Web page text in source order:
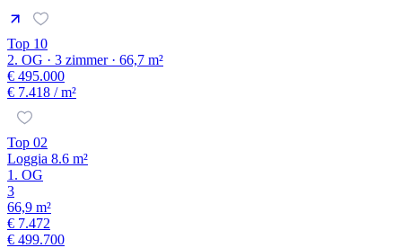
Top 10
2. OG · 3 zimmer · 66,7 m²
€ 495.000
€ 7.418 / m²
Top 02
Loggia 8.6 m²
1. OG
3
66,9 m²
€ 7.472
€ 499.700